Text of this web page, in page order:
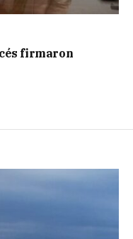
firmaron